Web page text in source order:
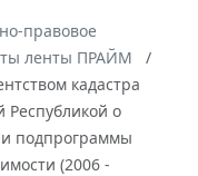
правовое
ленты ПРАЙМ
кадастра
Республикой о
подпрограммы
(2006 -